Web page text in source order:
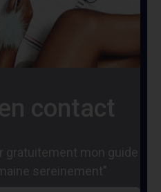
contact
gratuitement mon guide
sereinement"